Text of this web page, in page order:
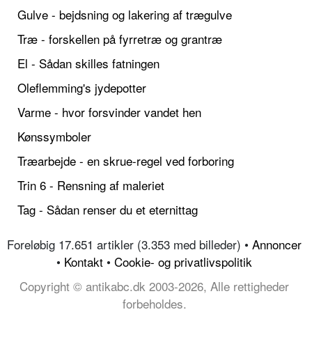
Gulve - bejdsning og lakering af trægulve
Træ - forskellen på fyrretræ og grantræ
El - Sådan skilles fatningen
Oleflemming's jydepotter
Varme - hvor forsvinder vandet hen
Kønssymboler
Træarbejde - en skrue-regel ved forboring
Trin 6 - Rensning af maleriet
Tag - Sådan renser du et eternittag
Foreløbig 17.651 artikler (3.353 med billeder) • Annoncer
• Kontakt • Cookie- og privatlivspolitik
Copyright © antikabc.dk 2003-2026, Alle rettigheder
forbeholdes.